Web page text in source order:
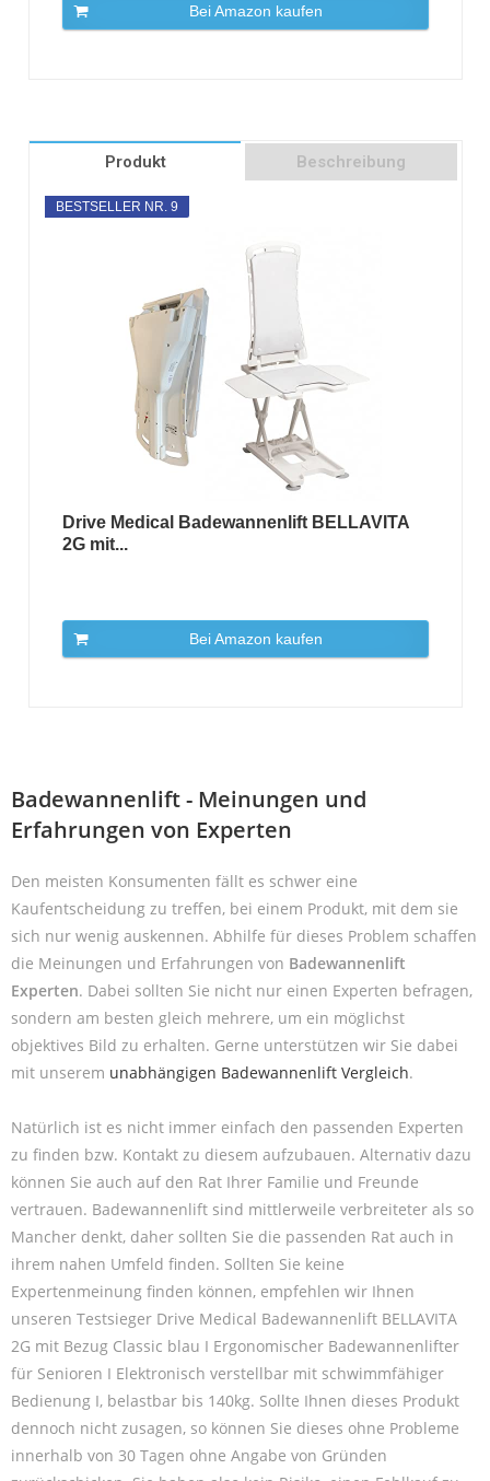
Bei Amazon kaufen
Produkt Beschreibung
BESTSELLER NR. 9
Drive Medical Badewannenlift BELLAVITA
2G mit...
Bei Amazon kaufen
Badewannenlift - Meinungen und
Erfahrungen von Experten
Den meisten Konsumenten fällt es schwer eine
Kaufentscheidung zu treffen, bei einem Produkt, mit dem sie
sich nur wenig auskennen. Abhilfe für dieses Problem schaffen
die Meinungen und Erfahrungen von Badewannenlift
Experten. Dabei sollten Sie nicht nur einen Experten befragen,
sondern am besten gleich mehrere, um ein möglichst
objektives Bild zu erhalten. Gerne unterstützen wir Sie dabei
mit unserem unabhängigen Badewannenlift Vergleich.
Natürlich ist es nicht immer einfach den passenden Experten
zu finden bzw. Kontakt zu diesem aufzubauen. Alternativ dazu
können Sie auch auf den Rat Ihrer Familie und Freunde
vertrauen. Badewannenlift sind mittlerweile verbreiteter als so
Mancher denkt, daher sollten Sie die passenden Rat auch in
ihrem nahen Umfeld finden. Sollten Sie keine
Expertenmeinung finden können, empfehlen wir Ihnen
unseren Testsieger Drive Medical Badewannenlift BELLAVITA
2G mit Bezug Classic blau I Ergonomischer Badewannenlifter
für Senioren I Elektronisch verstellbar mit schwimmfähiger
Bedienung I, belastbar bis 140kg. Sollte Ihnen dieses Produkt
dennoch nicht zusagen, so können Sie dieses ohne Probleme
innerhalb von 30 Tagen ohne Angabe von Gründen